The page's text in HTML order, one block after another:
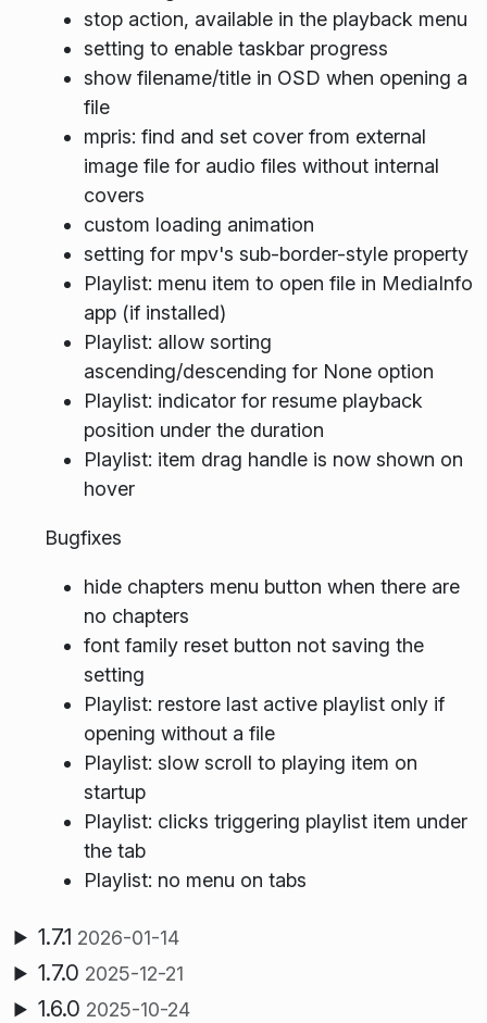
stop action, available in the playback menu
setting to enable taskbar progress
show filename/title in OSD when opening a
file
mpris: find and set cover from external
image file for audio files without internal
covers
custom loading animation
setting for mpv's sub-border-style property
Playlist: menu item to open file in MediaInfo
app (if installed)
Playlist: allow sorting
ascending/descending for None option
Playlist: indicator for resume playback
position under the duration
Playlist: item drag handle is now shown on
hover
Bugfixes
hide chapters menu button when there are
no chapters
font family reset button not saving the
setting
Playlist: restore last active playlist only if
opening without a file
Playlist: slow scroll to playing item on
startup
Playlist: clicks triggering playlist item under
the tab
Playlist: no menu on tabs
1.7.1 2026-01-14
1.7.0 2025-12-21
1.6.0 2025-10-24